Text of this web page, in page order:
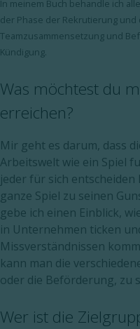
In meinem Buch behandle ich
der Phase der Rekrutierung
Teamzusammensetzung und
Kündigung.
Was möchtest du
erreichen?
Mir geht es darum, dass
Arbeitswelt wie ein Spiel
jeder für sich
ganze Spiel zu seinen
gebe ich einen Einblick,
in Unternehmen ticken
Missverständnissen
kann man die
oder die Beförderung, zu
Wer ist die